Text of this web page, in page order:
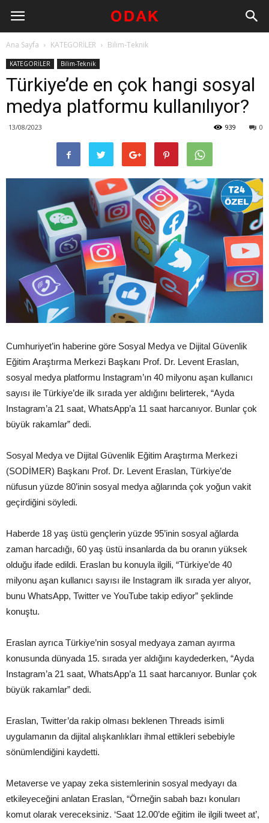
Ana Sayfa KATEGORİLER Bilim-Teknik
KATEGORİLER Bilim-Teknik
Türkiye’de en çok hangi sosyal
medya platformu kullanılıyor?
13/08/2023 0
939
Cumhuriyet’in haberine göre Sosyal Medya ve Dijital Güvenlik
Eğitim Araştırma Merkezi Başkanı Prof. Dr. Levent Eraslan,
sosyal medya platformu Instagram’ın 40 milyonu aşan kullanıcı
sayısı ile Türkiye’de ilk sırada yer aldığını belirterek, “Ayda
Instagram’a 21 saat, WhatsApp’a 11 saat harcanıyor. Bunlar çok
büyük rakamlar” dedi.
Sosyal Medya ve Dijital Güvenlik Eğitim Araştırma Merkezi
(SODİMER) Başkanı Prof. Dr. Levent Eraslan, Türkiye’de
nüfusun yüzde 80’inin sosyal medya ağlarında çok yoğun vakit
geçirdiğini söyledi.
Haberde 18 yaş üstü gençlerin yüzde 95’inin sosyal ağlarda
zaman harcadığı, 60 yaş üstü insanlarda da bu oranın yüksek
olduğu ifade edildi. Eraslan bu konuyla ilgili, “Türkiye’de 40
milyonu aşan kullanıcı sayısı ile Instagram ilk sırada yer alıyor,
bunu WhatsApp, Twitter ve YouTube takip ediyor” şeklinde
konuştu.
Eraslan ayrıca Türkiye’nin sosyal medyaya zaman ayırma
konusunda dünyada 15. sırada yer aldığını kaydederken, “Ayda
Instagram’a 21 saat, WhatsApp’a 11 saat harcanıyor. Bunlar çok
büyük rakamlar” dedi.
Eraslan, Twitter’da rakip olması beklenen Threads isimli
uygulamanın da dijital alışkanlıkları ihmal ettikleri sebebiyle
sönümlendiğini kaydetti.
Metaverse ve yapay zeka sistemlerinin sosyal medyayı da
etkileyeceğini anlatan Eraslan, “Örneğin sabah bazı konuları
komut olarak vereceksiniz. ‘Saat 12.00’de eğitim ile ilgili tweet at’,